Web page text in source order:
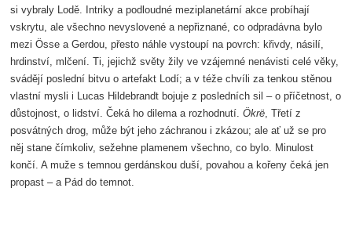
si vybraly Lodě. Intriky a podloudné meziplanetární akce probíhají
vskrytu, ale všechno nevyslovené a nepřiznané, co odpradávna bylo
mezi Össe a Gerdou, přesto náhle vystoupí na povrch: křivdy, násilí,
hrdinství, mlčení. Ti, jejichž světy žily ve vzájemné nenávisti celé věky,
svádějí poslední bitvu o artefakt Lodí; a v téže chvíli za tenkou stěnou
vlastní mysli i Lucas Hildebrandt bojuje z posledních sil – o příčetnost, o
důstojnost, o lidství. Čeká ho dilema a rozhodnutí.Ökrë, Třetí z
posvátných drog, může být jeho záchranou i zkázou; ale ať už se pro
něj stane čímkoliv, sežehne plamenem všechno, co bylo. Minulost
končí. A muže s temnou gerdánskou duší, povahou a kořeny čeká jen
propast – a Pád do temnot.